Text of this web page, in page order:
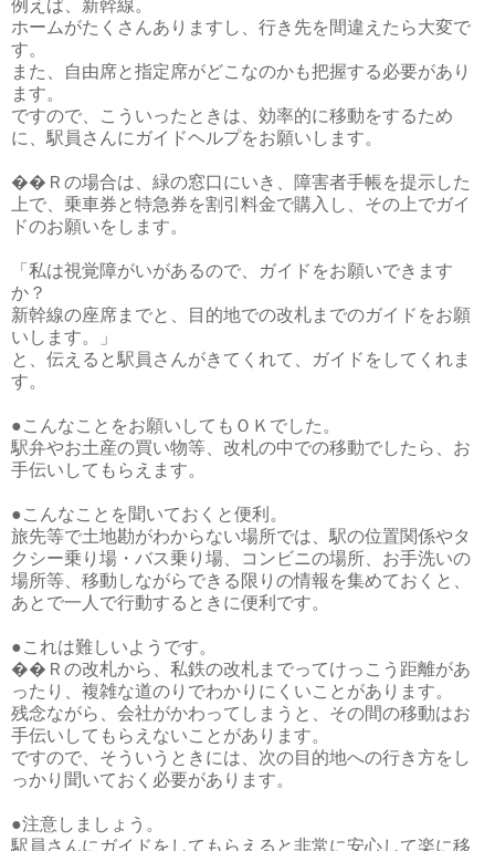
例えば、新幹線。
ホームがたくさんありますし、行き先を間違えたら大変で
す。
また、自由席と指定席がどこなのかも把握する必要があり
ます。
ですので、こういったときは、効率的に移動をするため
に、駅員さんにガイドヘルプをお願いします。
��Ｒの場合は、緑の窓口にいき、障害者手帳を提示した
上で、乗車券と特急券を割引料金で購入し、その上でガイ
ドのお願いをします。
「私は視覚障がいがあるので、ガイドをお願いできます
か？
新幹線の座席までと、目的地での改札までのガイドをお願
いします。」
と、伝えると駅員さんがきてくれて、ガイドをしてくれま
す。
●こんなことをお願いしてもＯＫでした。
駅弁やお土産の買い物等、改札の中での移動でしたら、お
手伝いしてもらえます。
●こんなことを聞いておくと便利。
旅先等で土地勘がわからない場所では、駅の位置関係やタ
クシー乗り場・バス乗り場、コンビニの場所、お手洗いの
場所等、移動しながらできる限りの情報を集めておくと、
あとで一人で行動するときに便利です。
●これは難しいようです。
��Ｒの改札から、私鉄の改札までってけっこう距離があ
ったり、複雑な道のりでわかりにくいことがあります。
残念ながら、会社がかわってしまうと、その間の移動はお
手伝いしてもらえないことがあります。
ですので、そういうときには、次の目的地への行き方をし
っかり聞いておく必要があります。
●注意しましょう。
駅員さんにガイドをしてもらえると非常に安心して楽に移